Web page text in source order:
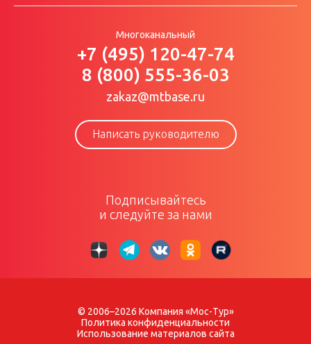
Многоканальный
+7 (495) 120-47-74
8 (800) 555-36-03
zakaz@mtbase.ru
Написать руководителю
Подписывайтесь
и следуйте за нами
© 2006–2026 Компания «Мос-Тур»
Политика конфиденциальности
Использование материалов сайта